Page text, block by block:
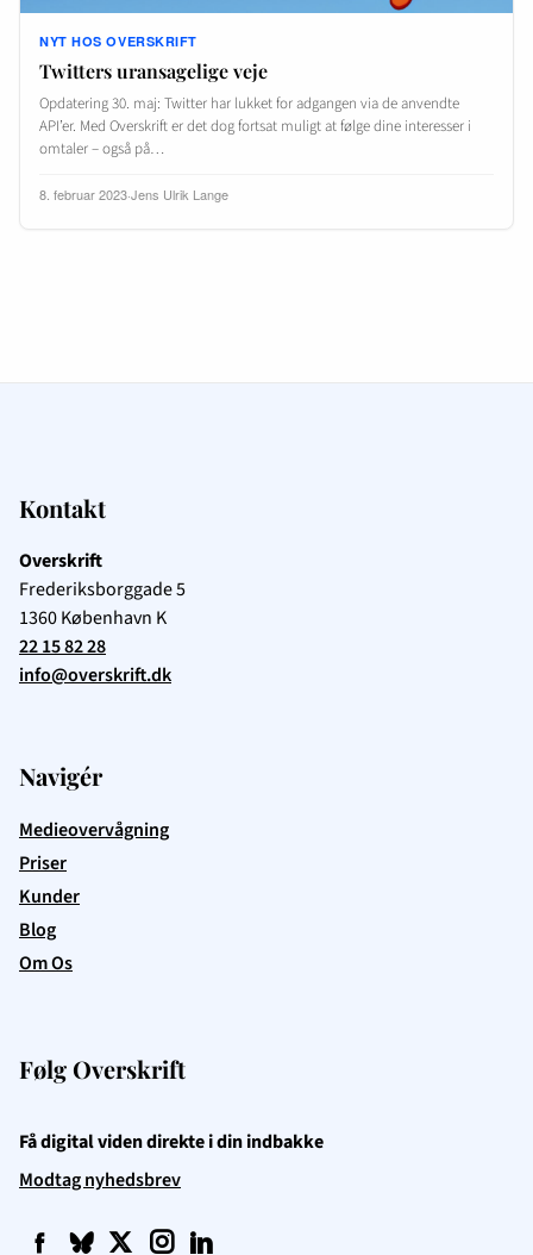
NYT HOS OVERSKRIFT
Twitters uransagelige veje
Opdatering 30. maj: Twitter har lukket for adgangen via de anvendte
API’er. Med Overskrift er det dog fortsat muligt at følge dine interesser i
omtaler – også på…
8. februar 2023·Jens Ulrik Lange
Kontakt
Overskrift
Frederiksborggade 5
1360København K
22 15 82 28
info@overskrift.dk
Navigér
Medieovervågning
Priser
Kunder
Blog
Om Os
Følg Overskrift
Få digital viden direkte i din indbakke
Modtag nyhedsbrev
f q t i l